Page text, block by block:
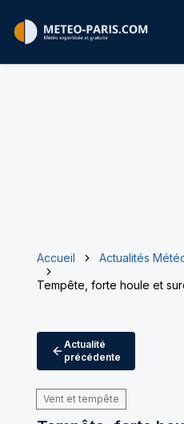
Accueil
Actualités
Tempête, forte houle et
Actualité
précédente
Vent et tempête